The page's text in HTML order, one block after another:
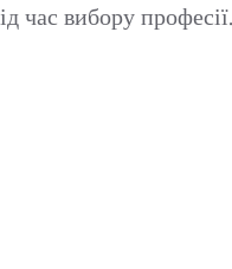
час вибору професії.